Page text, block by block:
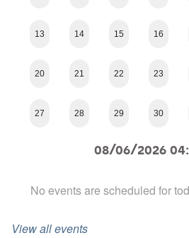
13 14 15 16
20 21 22 23
27 28 29 30
08/06/2026
No events are scheduled for
View all events